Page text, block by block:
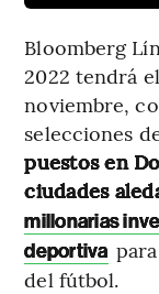
Bloomberg
2022 tendrá
noviembre,
selecciones
puestos en
ciudades
millonarias
deportiva
del fútbol.